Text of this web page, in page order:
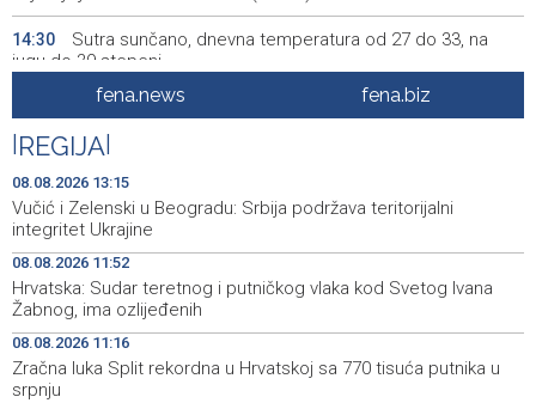
14:30
Sutra sunčano, dnevna temperatura od 27 do 33, na
jugu do 39 stepeni
Sarajevo Film Festival donosi poseban Program za
mlade u Tuzlu
14:11
Najnovija ostvarenja velikih svjetskih autora u programu
Summer Screen SFF-a
14:05
Izraelska vojska nastavlja napade na jugu Libana uprkos
prekidu vatre i pregovorima
14:01 Izraelske snage izvršile raciju u gradu na Zapadnoj obali
13:54
Normalizovan saobraćaj na dionici puta Stolac–Neum,
kod mjesta Udora, nakon nezgode
fena.news fena.biz
REGIJA
08.08.2026 13:15
Vučić i Zelenski u Beogradu: Srbija podržava teritorijalni
integritet Ukrajine
08.08.2026 11:52
Hrvatska: Sudar teretnog i putničkog vlaka kod Svetog Ivana
Žabnog, ima ozlijeđenih
08.08.2026 11:16
Zračna luka Split rekordna u Hrvatskoj sa 770 tisuća putnika u
srpnju